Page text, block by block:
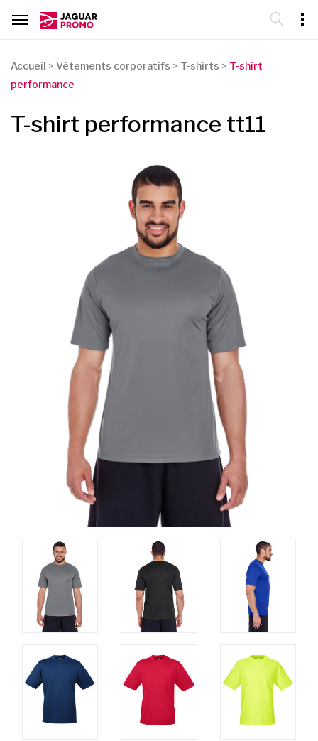
Accueil > Vêtements corporatifs > T-shirts > T-shirt
performance
T-shirt performance tt11